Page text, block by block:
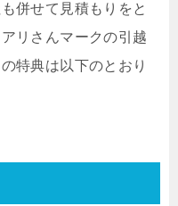
併せて見積もりをと
リさんマークの引越
特典は以下のとおり